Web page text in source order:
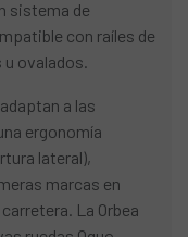
sistema de
con raíles de
u ovalados.
a las
ergonomía
lateral),
marcas en
La Orbea